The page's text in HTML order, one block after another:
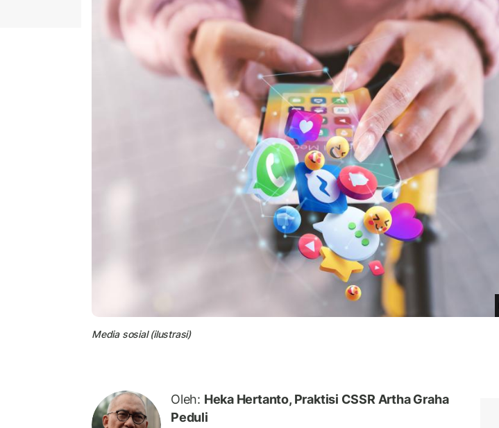
Media sosial (ilustrasi)
Oleh: Heka Hertanto, Praktisi CSSR Artha Graha
Peduli